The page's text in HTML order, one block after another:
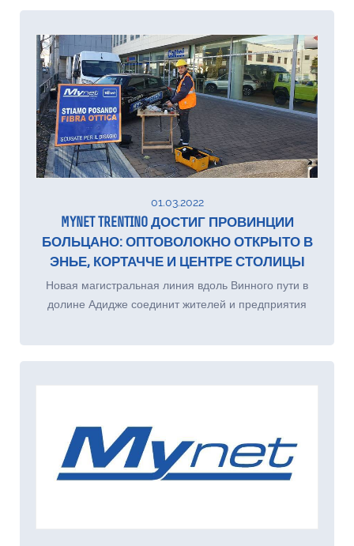
01.03.2022
MYNET TRENTINO ДОСТИГ ПРОВИНЦИИ
БОЛЬЦАНО: ОПТОВОЛОКНО ОТКРЫТО В
ЭНЬЕ, КОРТАЧЧЕ И ЦЕНТРЕ СТОЛИЦЫ
Новая магистральная линия вдоль Винного пути в
долине Адидже соединит жителей и предприятия